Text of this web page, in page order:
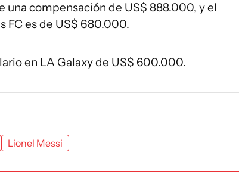
una compensación de US$ 888.000, y el
FC es de US$ 680.000.
en LA Galaxy de US$ 600.000.
Lionel Messi